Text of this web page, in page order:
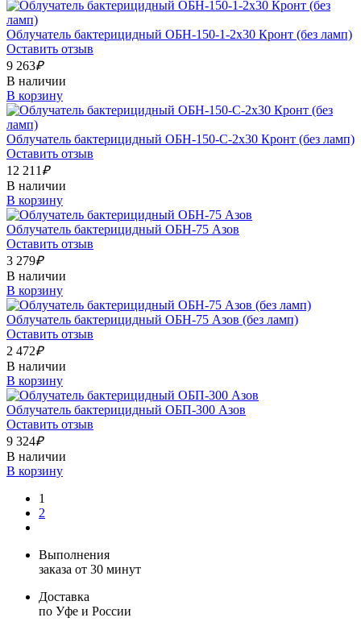
Облучатель бактерицидный ОБН-150-1-2x30 Кронт (без ламп)
Оставить отзыв
9 263₽
В наличии
В корзину
Облучатель бактерицидный ОБН-150-С-2x30 Кронт (без ламп)
Оставить отзыв
12 211₽
В наличии
В корзину
Облучатель бактерицидный ОБН-75 Азов
Оставить отзыв
3 279₽
В наличии
В корзину
Облучатель бактерицидный ОБН-75 Азов (без ламп)
Оставить отзыв
2 472₽
В наличии
В корзину
Облучатель бактерицидный ОБП-300 Азов
Оставить отзыв
9 324₽
В наличии
В корзину
1
2
Выполнения
заказа от 30 минут
Доставка
по Уфе и России